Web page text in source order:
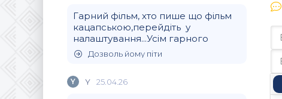
Гарний фільм, хто пише що фільм
кацапською,перейдіть у
налаштування...Усім гарного
Дозволь йому піти
Y Y 25.04.26